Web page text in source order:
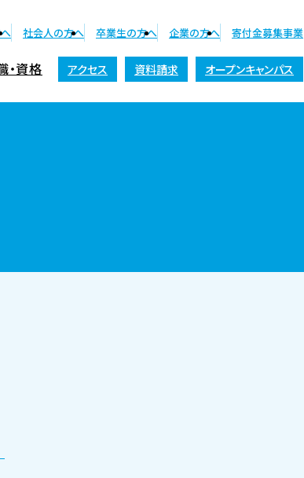
社会人の方へ 卒業生の方へ 企業の方へ 寄付金募集事業
・資格 アクセス 資料請求 オープンキャンパス